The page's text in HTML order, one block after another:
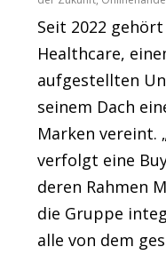
Seit 2022
Healthcare,
aufgestellten
seinem Dach
Marken vereint.
verfolgt eine
deren Rahmen
die Gruppe
alle von dem